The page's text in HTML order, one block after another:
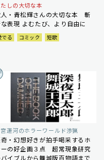
しの大切な本
・青松輝さんの大切な本 斬
表現 よむたび、より自由に
でる コミック 短歌
運河のホラーワールド渉猟
・幻想好きが拍手喝采するホ
ーの好企画３点 超常現象研究
イブルから舞城版百物語まで